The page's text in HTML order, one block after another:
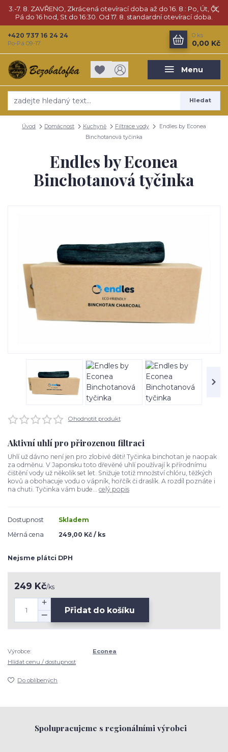
3.-7. 8. ZAVŘENO, Zkrácená otevírací doba až do 16. 8.: Po, Út, Čt,
Pá do 16 hod, St do 16:30. Od 17. 8. standardní otevírací doba.
Menu
Hledat
+420 737 16 24 24
Po-Pá 09-17
0 ks
0,00 Kč
Úvod Domácnost Kuchyně Filtrace vody
Endles by Econea
Binchotanová tyčinka
Endles by Econea
Binchotanová tyčinka
Ohodnotit produkt
Aktivní uhlí pro přirozenou filtraci
Uhlí už dávno není jen pro zlobivé děti! Tyčinka binchotan je naopak
za odměnu. V Japonsku toto dřevěné uhlí používají k přírodnímu
čištění vody už několik set let. Snižuje totiž množství chlóru, těžkých
kovů a obohacuje vodu o vápník, hořčík či draslík. A rozdíl poznáte i
na chuti. Tyčinka vám bude... celý popis
Dostupnost
Skladem
Měrná cena
249,00 Kč / ks
Nejsme plátci DPH
249 Kč/ks
Přidat do košíku
Výrobce:
Econea
Hlídat cenu / dostupnost
Do oblíbených
Spolupracujeme s regionálními výrobci